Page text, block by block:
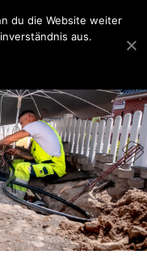
du die Website weiter
aus.